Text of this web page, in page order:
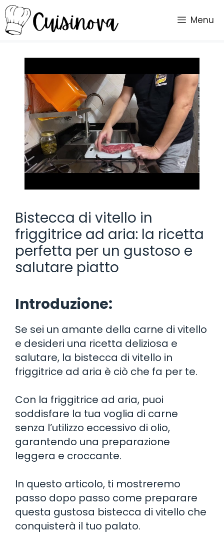
Vai
al
contenuto
Menu
Bistecca di vitello in
friggitrice ad aria: la ricetta
perfetta per un gustoso e
salutare piatto
Introduzione:
Se sei un amante della carne di vitello
e desideri una ricetta deliziosa e
salutare, la bistecca di vitello in
friggitrice ad aria è ciò che fa per te.
Con la friggitrice ad aria, puoi
soddisfare la tua voglia di carne
senza l’utilizzo eccessivo di olio,
garantendo una preparazione
leggera e croccante.
In questo articolo, ti mostreremo
passo dopo passo come preparare
questa gustosa bistecca di vitello che
conquisterà il tuo palato.